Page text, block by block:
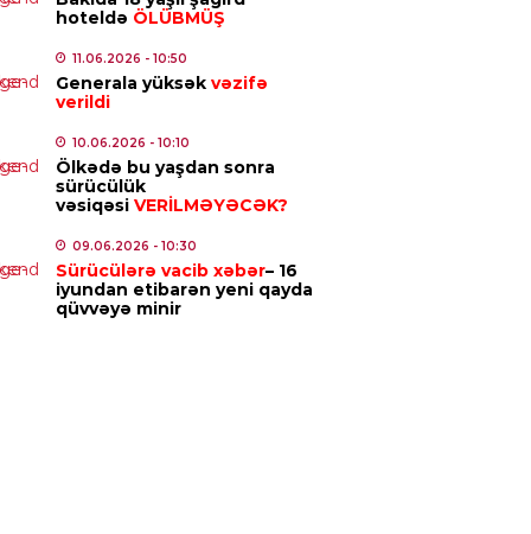
Liqası: “Sabah”
qarşılaşacaq
- 09:58
metrosunda xətlərin
başlanılır – Tarix
- 12:02
hoteldə ÖLÜBMÜŞ
11.06.2026 - 10:50
Generala yüksək vəzifə
verildi
10.06.2026 - 10:10
Ölkədə bu yaşdan sonra
sürücülük
vəsiqəsi VERİLMƏYƏCƏK?
09.06.2026 - 10:30
Sürücülərə vacib xəbər– 16
iyundan etibarən yeni qayda
qüvvəyə minir